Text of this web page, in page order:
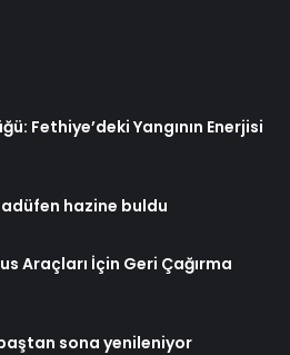
Fethiye’deki Yangının Enerjisi
hazine buldu
Araçları İçin Geri Çağırma
baştan sona yenileniyor